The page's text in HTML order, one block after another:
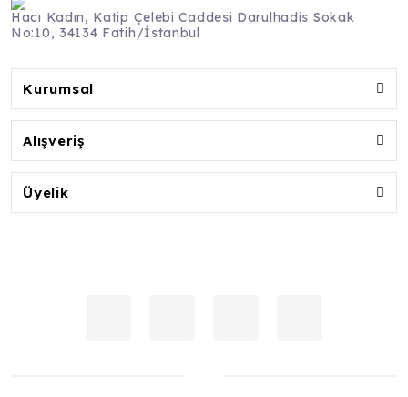
Hacı Kadın, Katip Çelebi Caddesi Darulhadis Sokak
No:10, 34134 Fatih/İstanbul
Kurumsal
Alışveriş
Üyelik